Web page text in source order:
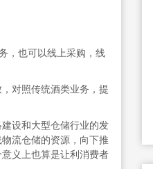
，也可以线上采购，线
对照传统酒类业务，提
设和大型仓储行业的发
流仓储的资源，向下推
义上也算是让利消费者